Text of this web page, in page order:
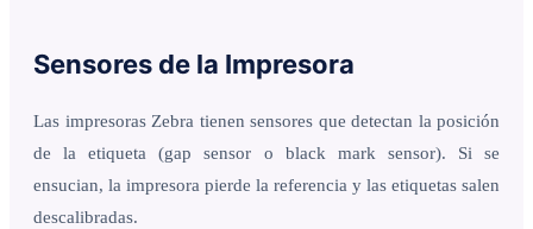
Sensores de la Impresora
Las impresoras Zebra tienen sensores que detectan la posición
de la etiqueta (gap sensor o black mark sensor). Si se
ensucian, la impresora pierde la referencia y las etiquetas salen
descalibradas.